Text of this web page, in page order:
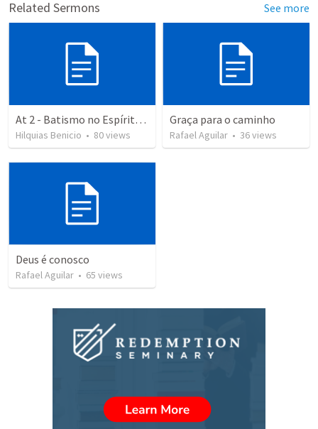
Related Sermons See more
At 2 - Batismo no Espírito Santo
Hilquias Benicio • 80views
Graça para o caminho
Rafael Aguilar • 36views
Deus é conosco
Rafael Aguilar • 65 views